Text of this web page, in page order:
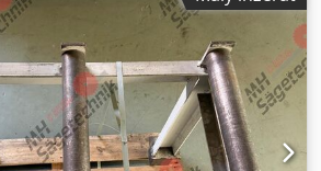
válečkovým dopravníkem cca 3
použití " vestavěný dopravník třísek s
Připojená ovládací skříňka Stav : dobrý
předvedení Dodání : ze skladu - dle
netto - po obdržení faktury
Ostatní pily jsou k dispozici
se.